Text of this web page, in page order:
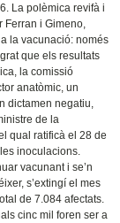
La polèmica revifà i
Ferran i Gimeno,
la vacunació: només
que els resultats
la comissió
anatòmic, un
dictamen negatiu,
de la
qual ratificà el 28 de
inoculacions.
vacunant i se’n
s’extingí el mes
de 7.084 afectats.
cinc mil foren ser a